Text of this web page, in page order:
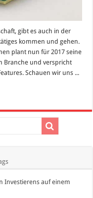
gibt es auch in der
kommen und gehen.
plant nun für 2017 seine
Branche und verspricht
Schauen wir uns ...
Investierens auf einem